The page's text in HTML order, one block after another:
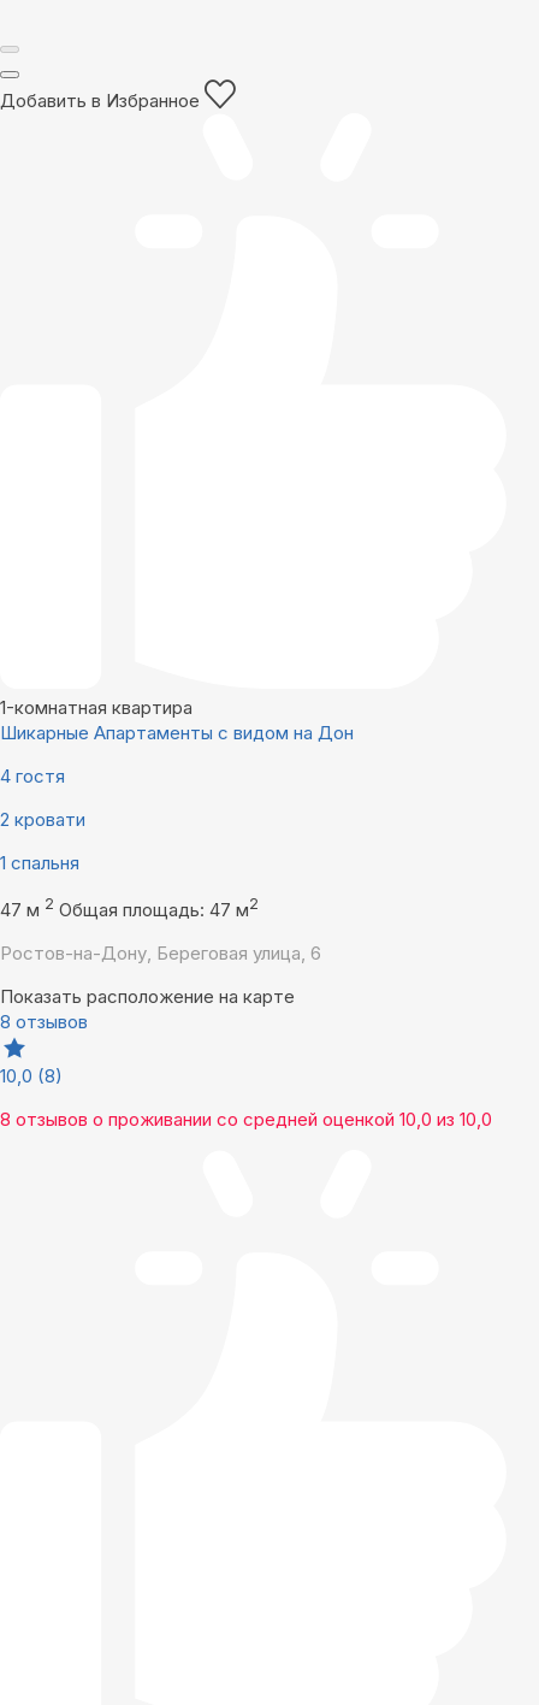
Добавить в Избранное
1-комнатная квартира
Шикарные Апартаменты с видом на Дон
4 гостя
2 кровати
1 спальня
47 м 2 Общая площадь: 47 м2
Ростов-на-Дону, Береговая улица, 6
Показать расположение на карте
8 отзывов
10,0 (8)
8 отзывов о проживании со средней оценкой 10,0 из 10,0